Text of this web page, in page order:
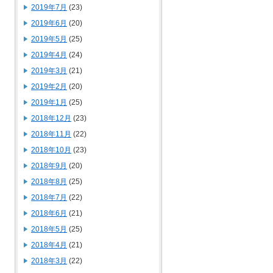
2019年7月 (23)
2019年6月 (20)
2019年5月 (25)
2019年4月 (24)
2019年3月 (21)
2019年2月 (20)
2019年1月 (25)
2018年12月 (23)
2018年11月 (22)
2018年10月 (23)
2018年9月 (20)
2018年8月 (25)
2018年7月 (22)
2018年6月 (21)
2018年5月 (25)
2018年4月 (21)
2018年3月 (22)